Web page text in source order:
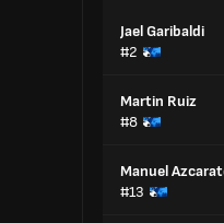
Jael Garibaldi
#2
Martin Ruiz
#8
Manuel
#13